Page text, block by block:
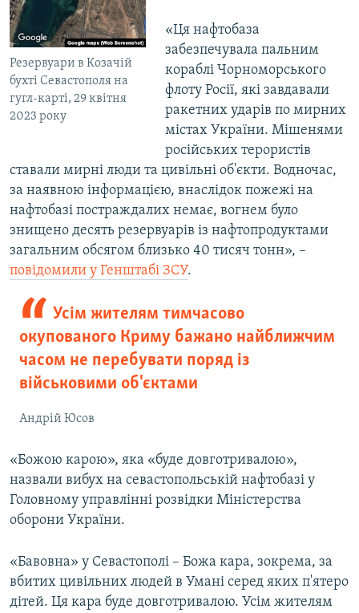
Резервуари в Козачій
бухті Севастополя на
гугл-карті, 29 квітня
2023 року
«Ця нафтобаза
забезпечувала пальним
кораблі Чорноморського
флоту Росії, які завдавали
ракетних ударів по мирних
містах України. Мішенями
російських терористів
ставали мирні люди та цивільні об'єкти. Водночас,
за наявною інформацією, внаслідок пожежі на
нафтобазі постраждалих немає, вогнем було
знищено десять резервуарів із нафтопродуктами
загальним обсягом близько 40 тисяч тонн», –
повідомили у Генштабі ЗСУ.
Усім жителям тимчасово
окупованого Криму бажано найближчим
часом не перебувати поряд із
військовими об'єктами
Андрій Юсов
«Божою карою», яка «буде довготривалою»,
назвали вибух на севастопольській нафтобазі у
Головному управлінні розвідки Міністерства
оборони України.
«Бавовна» у Севастополі – Божа кара, зокрема, за
вбитих цивільних людей в Умані серед яких п'ятеро
дітей. Ця кара буде довготривалою. Усім жителям